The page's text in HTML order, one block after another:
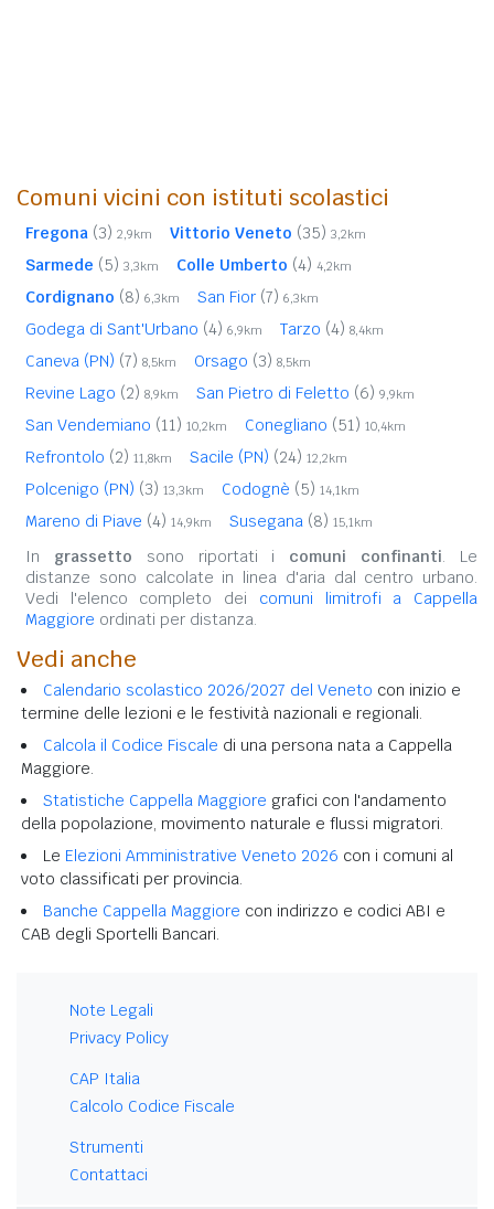
Comuni vicini con istituti scolastici
Fregona (3) 2,9km Vittorio Veneto (35) 3,2km
Sarmede (5) 3,3km Colle Umberto (4) 4,2km
Cordignano (8) 6,3km San Fior (7) 6,3km
Godega di Sant'Urbano (4) 6,9km Tarzo (4) 8,4km
Caneva (PN) (7) 8,5km Orsago (3) 8,5km
Revine Lago (2) 8,9km San Pietro di Feletto (6) 9,9km
San Vendemiano (11) 10,2km Conegliano (51) 10,4km
Refrontolo (2) 11,8km Sacile (PN) (24) 12,2km
Polcenigo (PN) (3) 13,3km Codognè (5) 14,1km
Mareno di Piave (4) 14,9km Susegana (8) 15,1km
In grassetto sono riportati i comuni confinanti. Le
distanze sono calcolate in linea d'aria dal centro urbano.
Vedi l'elenco completo dei comuni limitrofi a Cappella
Maggiore ordinati per distanza.
Vedi anche
Calendario scolastico 2026/2027 del Veneto con inizio e
termine delle lezioni e le festività nazionali e regionali.
Calcola il Codice Fiscale di una persona nata a Cappella
Maggiore.
Statistiche Cappella Maggiore grafici con l'andamento
della popolazione, movimento naturale e flussi migratori.
Le Elezioni Amministrative Veneto 2026 con i comuni al
voto classificati per provincia.
Banche Cappella Maggiore con indirizzo e codici ABI e
CAB degli Sportelli Bancari.
Note Legali
Privacy Policy
CAP Italia
Calcolo Codice Fiscale
Strumenti
Contattaci